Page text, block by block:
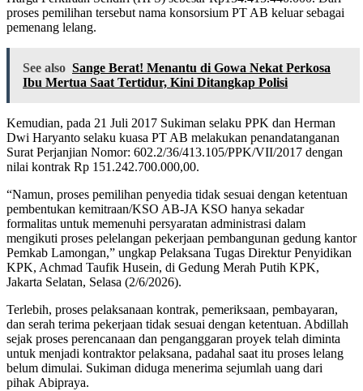
proses pemilihan tersebut nama konsorsium PT AB keluar sebagai
pemenang lelang.
See also Sange Berat! Menantu di Gowa Nekat Perkosa
Ibu Mertua Saat Tertidur, Kini Ditangkap Polisi
Kemudian, pada 21 Juli 2017 Sukiman selaku PPK dan Herman
Dwi Haryanto selaku kuasa PT AB melakukan penandatanganan
Surat Perjanjian Nomor: 602.2/36/413.105/PPK/VII/2017 dengan
nilai kontrak Rp 151.242.700.000,00.
“Namun, proses pemilihan penyedia tidak sesuai dengan ketentuan
pembentukan kemitraan/KSO AB-JA KSO hanya sekadar
formalitas untuk memenuhi persyaratan administrasi dalam
mengikuti proses pelelangan pekerjaan pembangunan gedung kantor
Pemkab Lamongan,” ungkap Pelaksana Tugas Direktur Penyidikan
KPK, Achmad Taufik Husein, di Gedung Merah Putih KPK,
Jakarta Selatan, Selasa (2/6/2026).
Terlebih, proses pelaksanaan kontrak, pemeriksaan, pembayaran,
dan serah terima pekerjaan tidak sesuai dengan ketentuan. Abdillah
sejak proses perencanaan dan penganggaran proyek telah diminta
untuk menjadi kontraktor pelaksana, padahal saat itu proses lelang
belum dimulai. Sukiman diduga menerima sejumlah uang dari
pihak Abipraya.